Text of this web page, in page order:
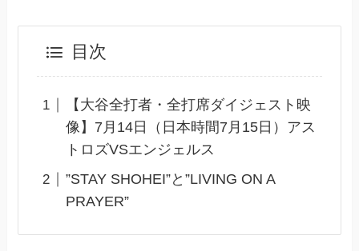
目次
【大谷全打者・全打席ダイジェスト映
像】7月14日（日本時間7月15日）アス
トロズVSエンジェルス
”STAY SHOHEI”と”LIVING ON A
PRAYER”